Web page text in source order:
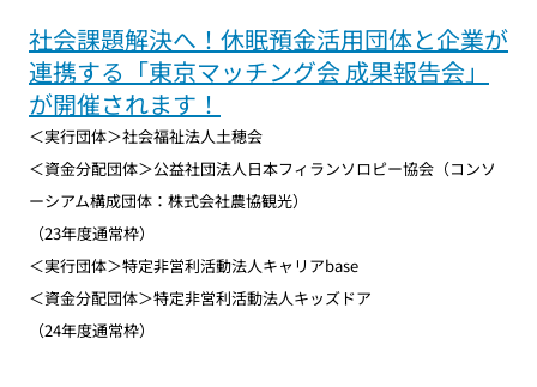
社会課題解決へ！休眠預金活用団体と企業が
連携する「東京マッチング会 成果報告会」
が開催されます！
＜実行団体＞社会福祉法人土穂会
＜資金分配団体＞公益社団法人日本フィランソロピー協会（コンソ
ーシアム構成団体：株式会社農協観光）
（23年度通常枠）
＜実行団体＞特定非営利活動法人キャリアbase
＜資金分配団体＞特定非営利活動法人キッズドア
（24年度通常枠）